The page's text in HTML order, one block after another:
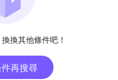
換其他條件吧！
再搜尋